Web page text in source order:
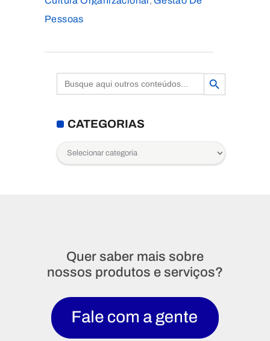
Pessoas
Search
for:
Search Button
CATEGORIAS
Categorias
Quer saber mais sobre
nossos produtos e serviços?